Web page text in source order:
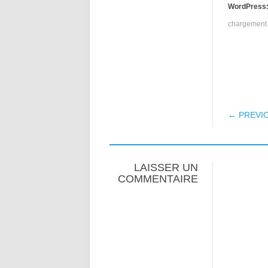
WordPress:
←
LAISSER UN
COMMENTAIRE